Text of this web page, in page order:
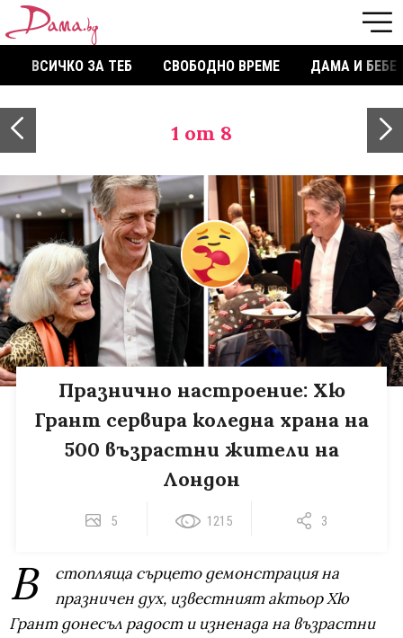
ВСИЧКО ЗА ТЕБ СВОБОДНО ВРЕМЕ ДАМА И БЕБЕ
1 от 8
Празнично настроение: Хю
Грант сервира коледна храна на
500 възрастни жители на
Лондон
5 1215 3
В
стопляща сърцето демонстрация на
празничен дух, известният актьор Хю
Грант донесъл радост и изненада на възрастни